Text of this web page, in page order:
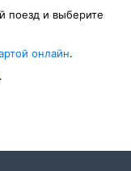
поезд и выберите
онлайн.
.